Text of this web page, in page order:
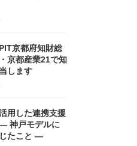
京都府知財総
京都産業21で知
します
用した連携支援
神戸モデルに
たこと ―